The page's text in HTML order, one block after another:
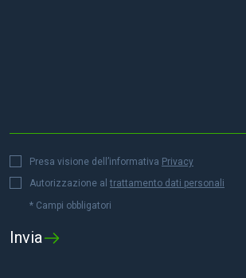
Presa visione dell’informativa Privacy
Autorizzazione altrattamento dati personali
* Campi obbligatori